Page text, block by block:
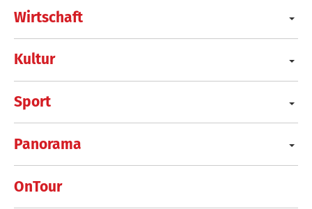
Wirtschaft
Kultur
Sport
Panorama
OnTour